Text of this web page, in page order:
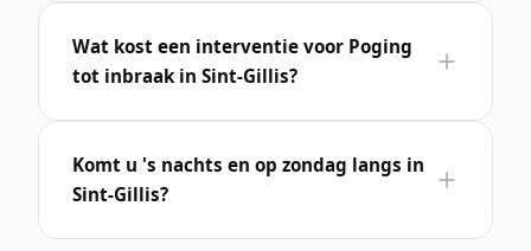
Wat kost een interventie voor Poging
tot inbraak in Sint-Gillis?
Komt u 's nachts en op zondag langs in
Sint-Gillis?